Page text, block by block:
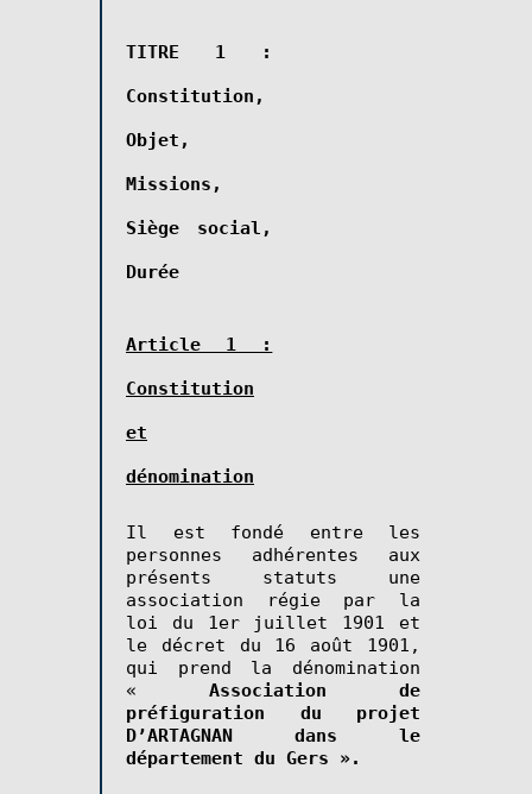
TITRE 1 :
Constitution,
Objet,
Missions,
Siège social,
Durée
Article 1 :
Constitution
et
dénomination
Il est fondé entre les
personnes adhérentes aux
présents statuts une
association régie par la
loi du 1er juillet 1901 et
le décret du 16 août 1901,
qui prend la dénomination
«Association de
préfiguration du projet
D’ARTAGNAN dans le
département du Gers ».